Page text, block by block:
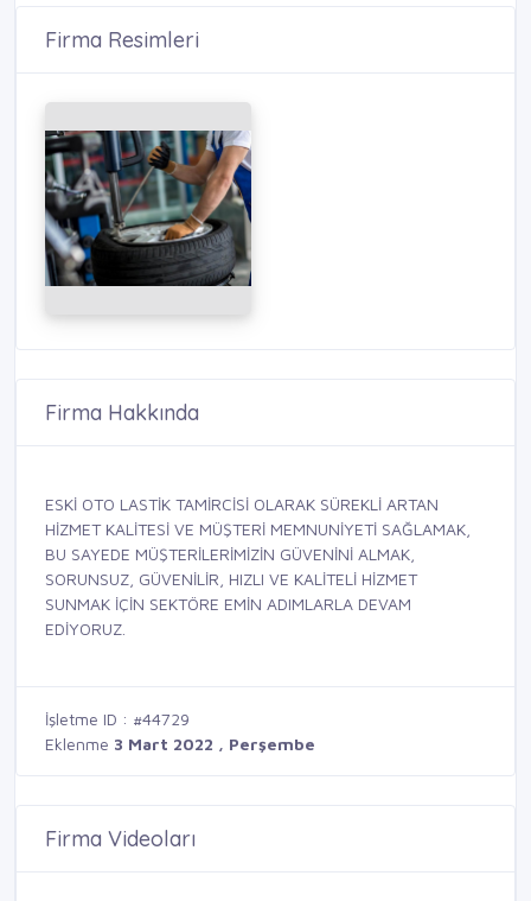
Firma Resimleri
Firma Hakkında
ESKİ OTO LASTİK TAMİRCİSİ OLARAK SÜREKLİ ARTAN
HİZMET KALİTESİ VE MÜŞTERİ MEMNUNİYETİ SAĞLAMAK,
BU SAYEDE MÜŞTERİLERİMİZİN GÜVENİNİ ALMAK,
SORUNSUZ, GÜVENİLİR, HIZLI VE KALİTELİ HİZMET
SUNMAK İÇİN SEKTÖRE EMİN ADIMLARLA DEVAM
EDİYORUZ.
İşletme ID : #44729
Eklenme 3 Mart 2022 , Perşembe
Firma Videoları